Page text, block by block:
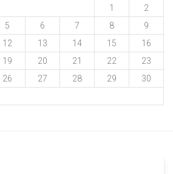
1
2
5 6 7 8
9
12 13 14 15
16
19 20 21 22
23
26 27 28 29
30